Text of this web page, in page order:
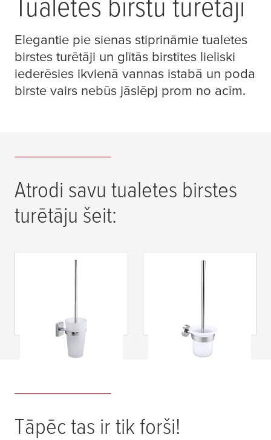
Elegantie pie sienas stiprināmie tualetes
birstes turētāji un glītās birstītes lieliski
iederēsies ikvienā vannas istabā un poda
birste vairs nebūs jāslēpj prom no acīm.
Atrodi savu tualetes birstes
turētāju šeit:
® KLAAM
birstes turētājs
tualetes birstes
Tāpēc tas ir tik forši!